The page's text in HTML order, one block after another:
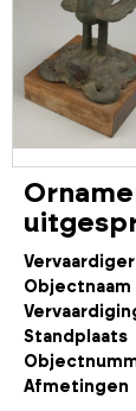
Vervaardiger
Objectnaam
Standplaats
Afmetingen